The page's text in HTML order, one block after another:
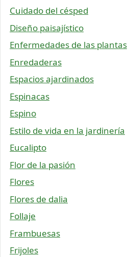
Cuidado del césped
Diseño paisajístico
Enfermedades de las plantas
Enredaderas
Espacios ajardinados
Espinacas
Espino
Estilo de vida en la jardinería
Eucalipto
Flor de la pasión
Flores
Flores de dalia
Follaje
Frambuesas
Frijoles